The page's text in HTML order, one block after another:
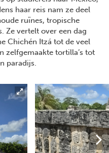
haar reis nam ze deel
ruïnes, tropische
Ze vertelt over een dag
Chichén Itzá tot de veel
zelfgemaakte tortilla’s tot
paradijs.